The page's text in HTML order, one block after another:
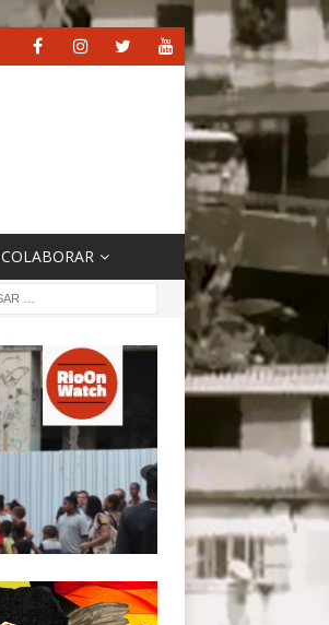
COLABORAR